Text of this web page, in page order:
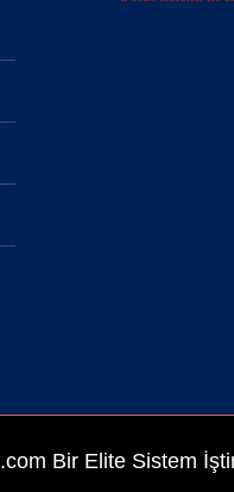
Bir Elite Sistem